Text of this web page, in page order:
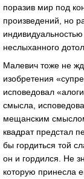
поразив мир под
произведений, но
неслыханного
Малевич тоже не
изобретения
исповедовал
смысла,
мещанским
квадрат предстал
бы гордиться той
он и гордился. Не
которую принесла